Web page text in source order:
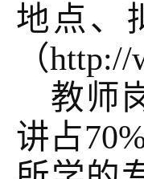
地点、
（http://
教师
讲占